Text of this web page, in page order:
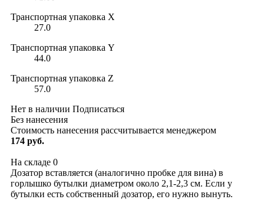
Транспортная упаковка X
27.0
Транспортная упаковка Y
44.0
Транспортная упаковка Z
57.0
Нет в наличии Подписаться
Без нанесения
Стоимость нанесения рассчитывается менеджером
174 руб.
На складе 0
Дозатор вставляется (аналогично пробке для вина) в
горлышко бутылки диаметром около 2,1-2,3 см. Если у
бутылки есть собственный дозатор, его нужно вынуть.